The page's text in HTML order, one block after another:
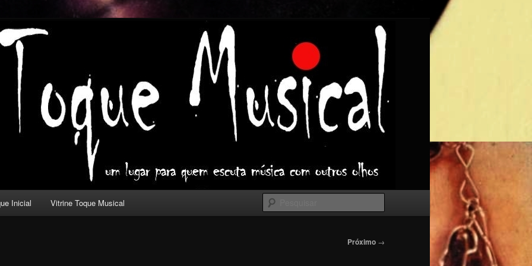
com outros olhos.
Inicial Vitrine Toque Musical
Próximo →